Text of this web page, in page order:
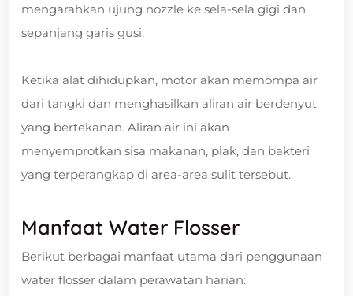
mengarahkan ujung nozzle ke sela-sela gigi dan
sepanjang garis gusi.
Ketika alat dihidupkan, motor akan memompa air
dari tangki dan menghasilkan aliran air berdenyut
yang bertekanan. Aliran air ini akan
menyemprotkan sisa makanan, plak, dan bakteri
yang terperangkap di area-area sulit tersebut.
Manfaat Water Flosser
Berikut berbagai manfaat utama dari penggunaan
water flosser dalam perawatan harian: